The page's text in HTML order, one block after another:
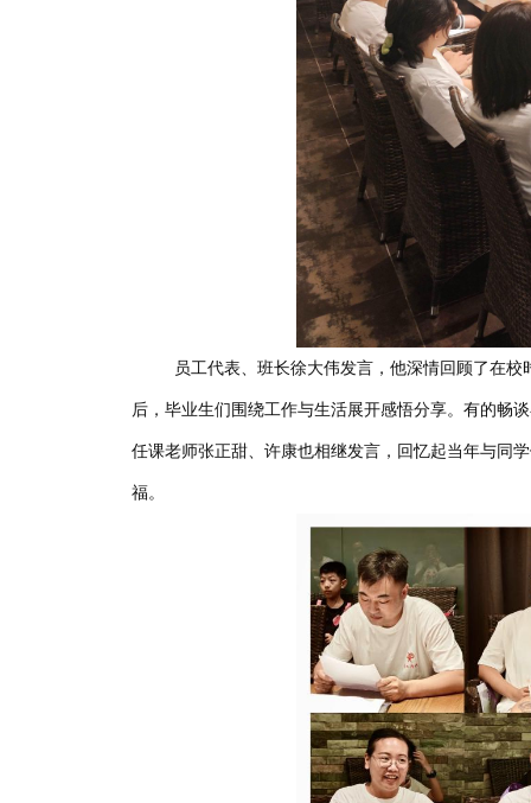
员工代表、班长徐大伟发言，他深情回顾了在
后，毕业生们围绕工作与生活展开感悟分享。有的畅
任课老师张正甜、许康也相继发言，回忆起当年与同
福。